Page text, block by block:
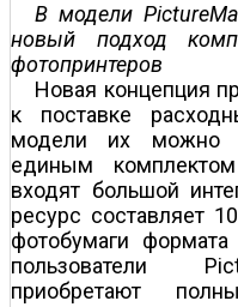
В модели
новый подход
фотопринтеров
Новая концепция
к поставке
модели их можно
единым
входят большой
ресурс составляет
фотобумаги
пользователи
приобретают